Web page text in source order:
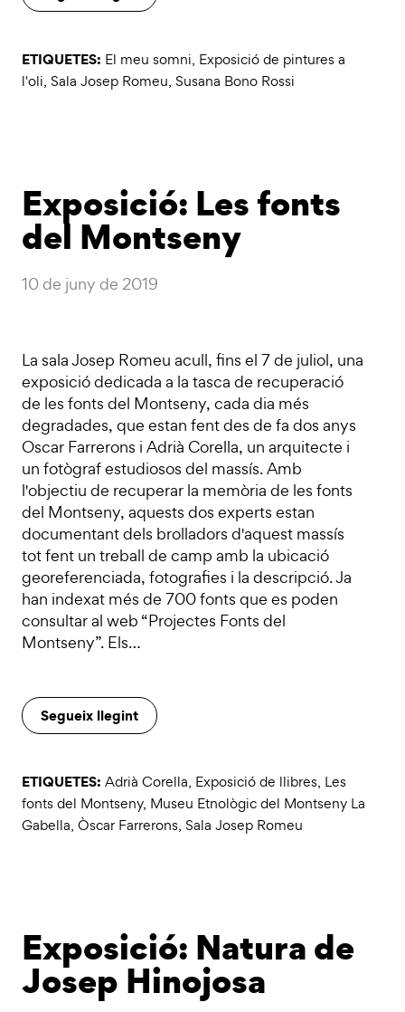
ETIQUETES: El meu somni, Exposició de pintures a
l'oli, Sala Josep Romeu, Susana Bono Rossi
Exposició: Les fonts
del Montseny
10 de juny de 2019
La sala Josep Romeu acull, fins el 7 de juliol, una
exposició dedicada a la tasca de recuperació
de les fonts del Montseny, cada dia més
degradades, que estan fent des de fa dos anys
Oscar Farrerons i Adrià Corella, un arquitecte i
un fotògraf estudiosos del massís. Amb
l'objectiu de recuperar la memòria de les fonts
del Montseny, aquests dos experts estan
documentant dels brolladors d'aquest massís
tot fent un treball de camp amb la ubicació
georeferenciada, fotografies i la descripció. Ja
han indexat més de 700 fonts que es poden
consultar al web “Projectes Fonts del
Montseny”. Els…
Segueix llegint
ETIQUETES: Adrià Corella, Exposició de llibres, Les
fonts del Montseny, Museu Etnològic del Montseny La
Gabella, Òscar Farrerons, Sala Josep Romeu
Exposició: Natura de
Josep Hinojosa